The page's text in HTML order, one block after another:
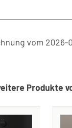
vom
Produkte